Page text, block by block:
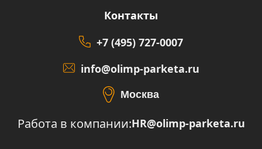
Контакты
+7 (495) 727-0007
info@olimp-parketa.ru
Москва
Работа в компании:HR@olimp-parketa.ru